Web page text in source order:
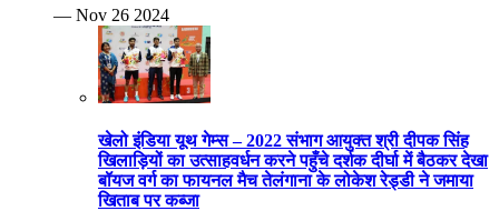
— Nov 26 2024
खेलो इंडिया यूथ गेम्स – 2022 संभाग आयुक्त श्री दीपक सिंह
खिलाड़ियों का उत्साहवर्धन करने पहुँचे दर्शक दीर्घा में बैठकर देखा
बॉयज वर्ग का फायनल मैच तेलंगाना के लोकेश रेड्डी ने जमाया
खिताब पर कब्जा